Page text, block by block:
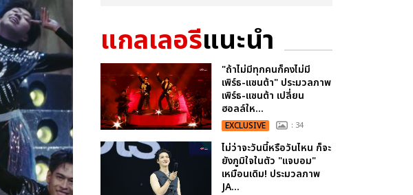
แกลเลอรีแนะนำ
"ถ้าไม่มีทุกคนก็คงไม่มี
เพิร์ธ-แซนต้า" ประมวลภาพ
เพิร์ธ-แซนต้า เปลี่ยน
ฮอลล์ให...
EXCLUSIVE : 34
ไม่ว่าจะวันนี้หรือวันไหน ก็จะ
ยังภูมิใจในตัว "แจบอม"
เหมือนเดิม! ประมวลภาพ
JA...